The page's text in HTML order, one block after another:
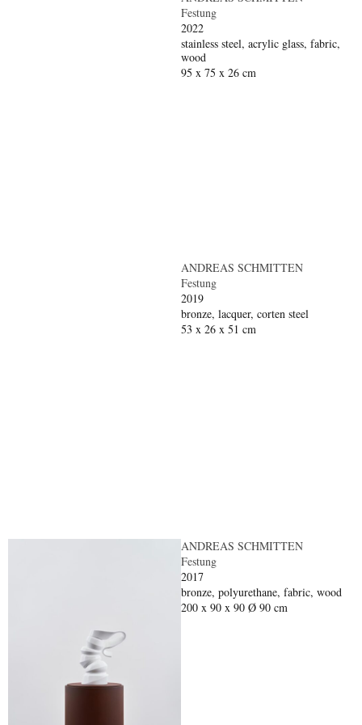
Festung
2022
stainless steel, acrylic glass, fabric,
wood
95 x 75 x 26 cm
ANDREAS SCHMITTEN
Festung
2019
bronze, lacquer, corten steel
53 x 26 x 51 cm
ANDREAS SCHMITTEN
Festung
2017
bronze, polyurethane, fabric, wood
200 x 90 x 90 Ø 90 cm